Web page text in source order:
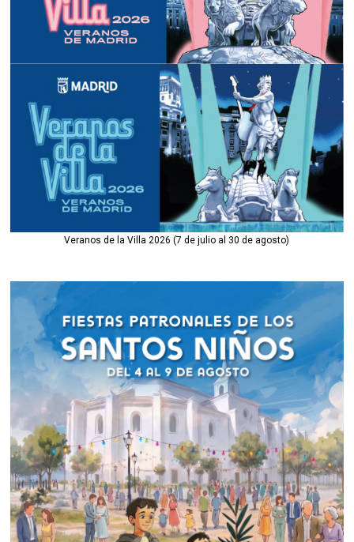
Veranos de la Villa 2026 (7 de julio al 30 de agosto)